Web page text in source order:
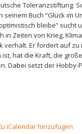
Toleranzstiftung.
Buch “Glück im
bleibe” sucht
in Zeiten von Krieg,
verhält. Er fordert auf zu
ist, hat die Kraft, die
Dabei setzt der Hobby-
iCalendar hinzufügen